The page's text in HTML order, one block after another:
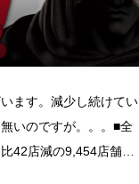
察
察①
ます。減少し続けてい
いのですが。。。■全
42店減の9,454店舗に
数（営